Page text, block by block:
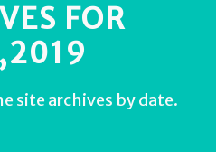
FOR
site archives by date.